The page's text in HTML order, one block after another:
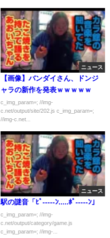
ニュース
【画像】バンダイさん、ドンジ
ャラの新作を発表ｗｗｗｗｗ
c_img_param=; //img-
c.net/output/site/202.js c_img_param=;
//img-c.net...
ニュース
駅の謎音「ﾋﾟ-----ﾝ.....ﾎﾟ-----ﾝ」
c_img_param=; //img-
c.net/output/category/game.js
c_img_param=; //img-...